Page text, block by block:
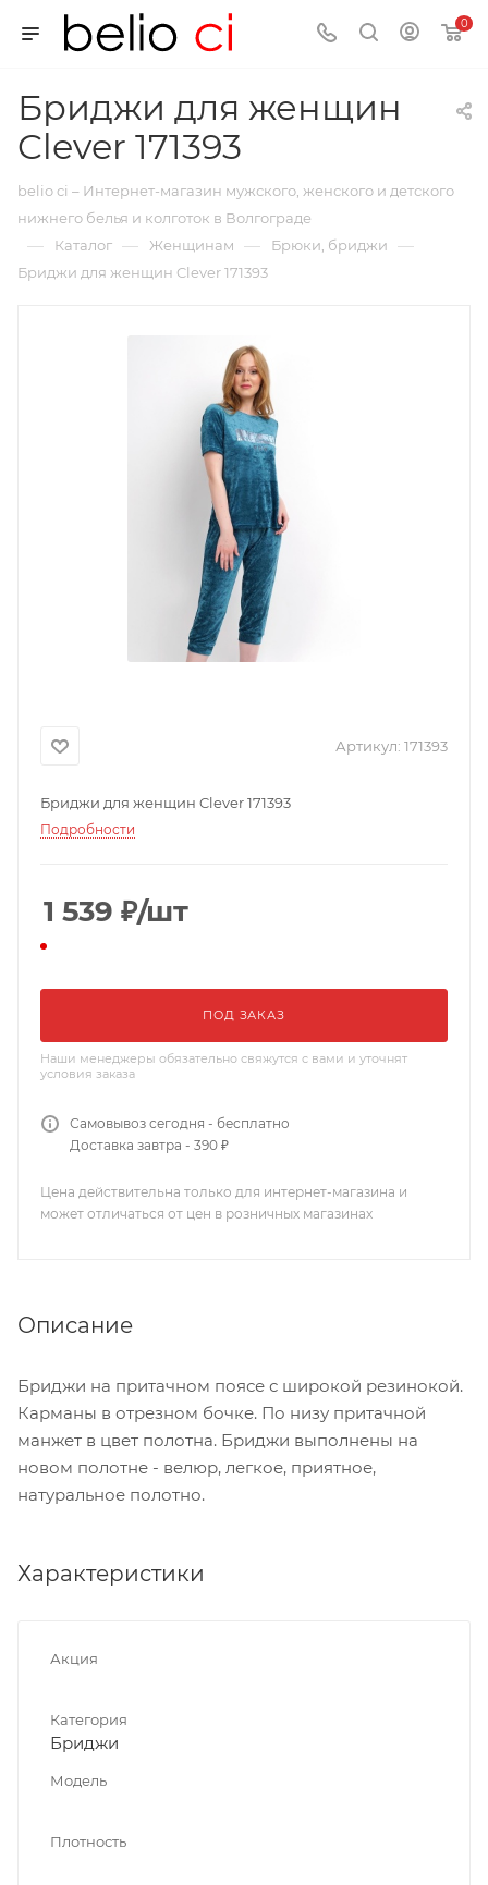
0
Бриджи для женщин
Clever 171393
belio ci – Интернет-магазин мужского, женского и детского
нижнего белья и колготок в Волгограде
— Каталог — Женщинам — Брюки, бриджи —
Бриджи для женщин Clever 171393
Артикул: 171393
Бриджи для женщин Clever 171393
Подробности
1 539 ₽/шт
ПОД ЗАКАЗ
Наши менеджеры обязательно свяжутся с вами и уточнят
условия заказа
Самовывоз сегодня - бесплатно
Доставка завтра - 390 ₽
Цена действительна только для интернет-магазина и
может отличаться от цен в розничных магазинах
Описание
Бриджи на притачном поясе с широкой резинокой.
Карманы в отрезном бочке. По низу притачной
манжет в цвет полотна. Бриджи выполнены на
новом полотне - велюр, легкое, приятное,
натуральное полотно.
Характеристики
Акция
Категория
Бриджи
Модель
Плотность